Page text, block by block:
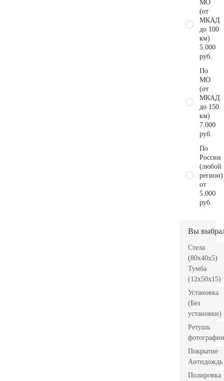
МО
(от
МКАД
до 100
км)
5.000
руб.
По
МО
(от
МКАД
до 150
км)
7.000
руб.
По
России
(любой
регион)
от
5.000
руб.
Вы
Стела
(80x40x5)
Тумба
(12x50x15)
Установка
(Без
установки)
Ретушь
фотографии
Покрытие
Антидождь
Полировка